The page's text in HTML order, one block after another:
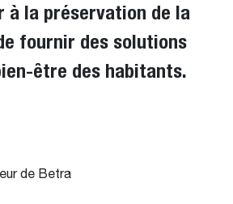
à la préservation de la
fournir des solutions
être des habitants.
de Betra